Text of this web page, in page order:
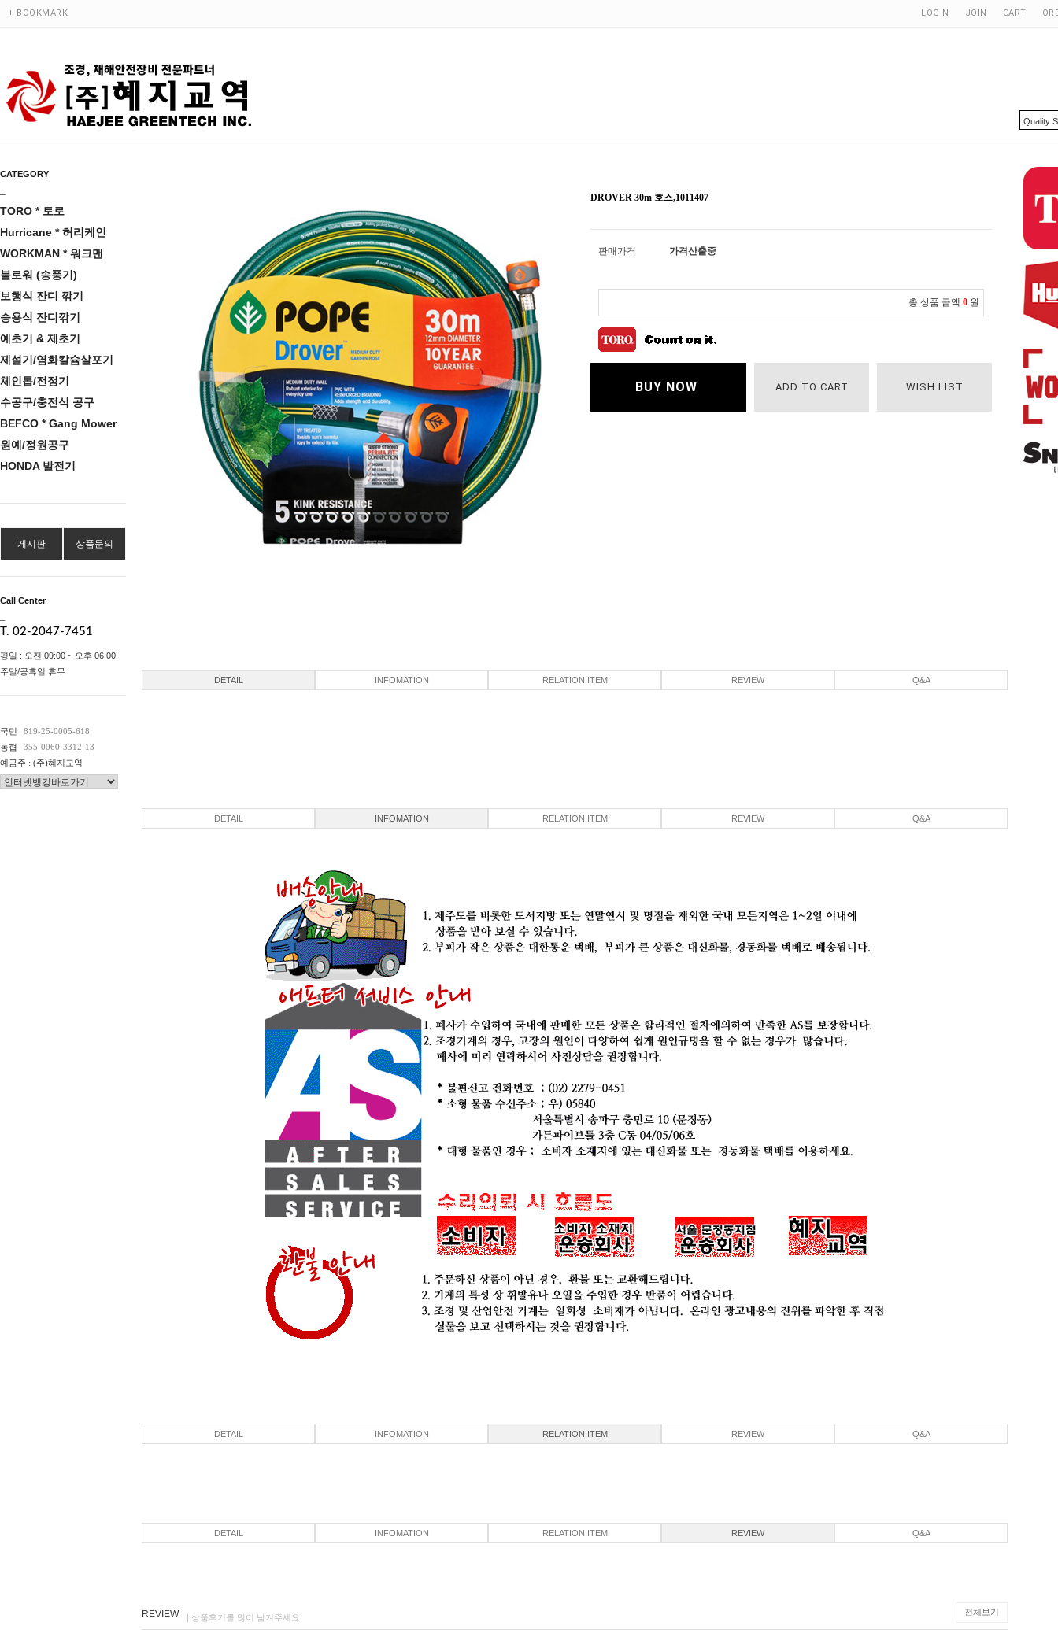
+ BOOKMARK LOGIN JOIN CART
CATEGORY
TORO * 토로
Hurricane * 허리케인
WORKMAN * 워크맨
블로워 (송풍기)
보행식 잔디 깎기
승용식 잔디깎기
예초기 & 제초기
제설기/염화칼슘살포기
체인톱/전정기
수공구/충전식 공구
BEFCO * Gang Mower
원예/정원공구
HONDA 발전기
게시판 상품문의
Call Center
T. 02-2047-7451
평일 : 오전 09:00 ~ 오후 06:00
주말/공휴일 휴무
국민
819-25-0005-618
농협
355-0060-3312-13
예금주 : (주)혜지교역
DROVER 30m 호스,1011407
판매가격 가격산출중
총 상품 금액 0 원
BUY NOW ADD TO CART WISH LIST
DETAIL INFOMATION RELATION ITEM REVIEW Q&A
DETAIL INFOMATION RELATION ITEM REVIEW Q&A
DETAIL INFOMATION RELATION ITEM REVIEW Q&A
DETAIL INFOMATION RELATION ITEM REVIEW Q&A
REVIEW | 상품후기를 많이 남겨주세요!
전체보기